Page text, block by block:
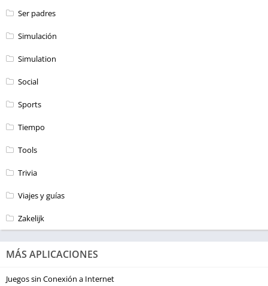
Ser padres
Simulación
Simulation
Social
Sports
Tiempo
Tools
Trivia
Viajes y guías
Zakelijk
MÁS APLICACIONES
Juegos sin Conexión a Internet